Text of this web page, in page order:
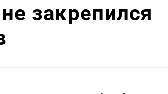
закрепился